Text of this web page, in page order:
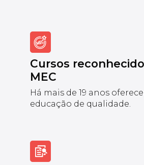
Cursos
MEC
Há mais de 19 anos
educação de qualidade.